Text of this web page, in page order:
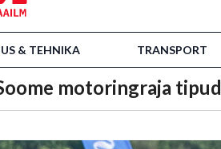
& TEHNIKA TRANSPORT
motoringraja tipud